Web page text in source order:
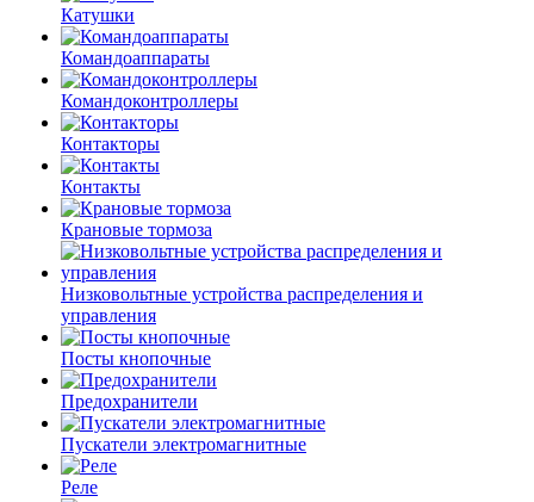
Катушки
Командоаппараты
Командоконтроллеры
Контакторы
Контакты
Крановые тормоза
Низковольтные устройства распределения и
управления
Посты кнопочные
Предохранители
Пускатели электромагнитные
Реле